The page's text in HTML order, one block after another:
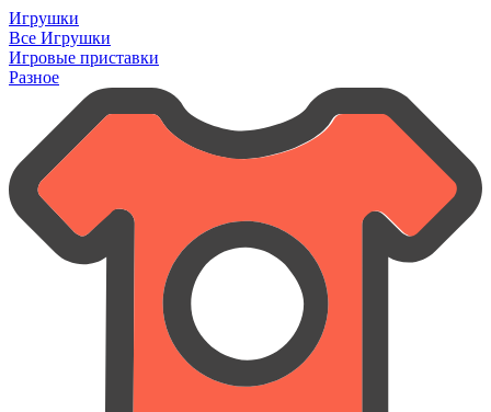
Игрушки
Все Игрушки
Игровые приставки
Разное